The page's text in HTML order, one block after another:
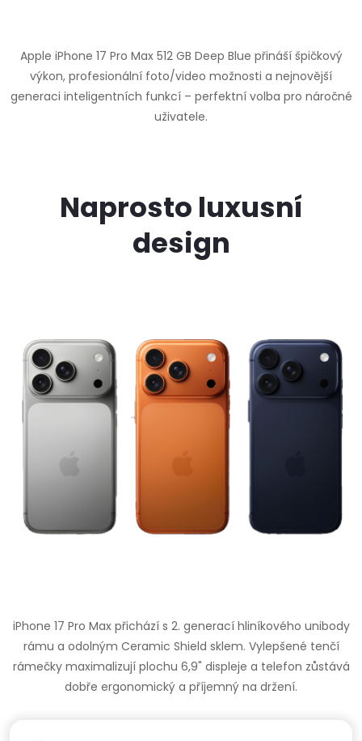
Apple iPhone 17 Pro Max 512 GB Deep Blue přináší špičkový
výkon, profesionální foto/video možnosti a nejnovější
generaci inteligentních funkcí – perfektní volba pro náročné
uživatele.
Naprosto luxusní
design
iPhone 17 Pro Max přichází s 2. generací hliníkového unibody
rámu a odolným Ceramic Shield sklem. Vylepšené tenčí
rámečky maximalizují plochu 6,9" displeje a telefon zůstává
dobře ergonomický a příjemný na držení.